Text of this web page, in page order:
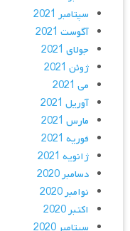
سپتامبر 2021
آگوست 2021
جولای 2021
ژوئن 2021
می 2021
آوریل 2021
مارس 2021
فوریه 2021
ژانویه 2021
دسامبر 2020
نوامبر 2020
اکتبر 2020